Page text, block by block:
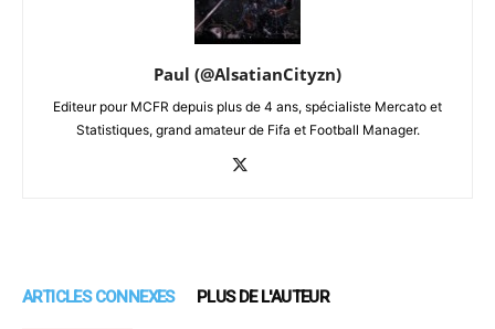
Paul (@AlsatianCityzn)
Editeur pour MCFR depuis plus de 4 ans, spécialiste Mercato et
Statistiques, grand amateur de Fifa et Football Manager.
ARTICLES CONNEXES PLUS DE L'AUTEUR